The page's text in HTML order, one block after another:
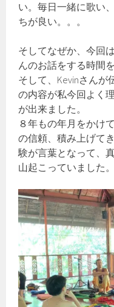
い。毎日一緒に歌い
ちが良い。。。
そしてなぜか、今回
んのお話をする時間
そして、Kevinさんが
の内容が私今回よく
が出来ました。
８年もの年月をかけ
の信頼、積み上げて
験が言葉となって、
山起こっていました。